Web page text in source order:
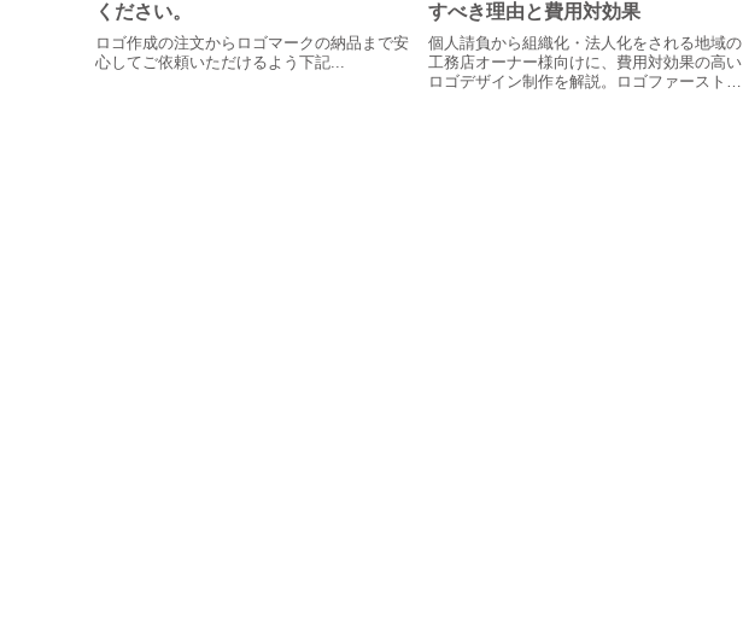
ください。
ロゴ作成の注文からロゴマークの納品まで安
心してご依頼いただけるよう下記...
すべき理由と費用対効果
個人請負から組織化・法人化をされる地域の
工務店オーナー様向けに、費用対効果の高い
ロゴデザイン制作を解説。ロゴファーストで